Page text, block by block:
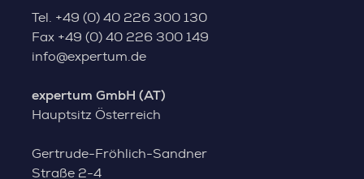
Tel. +49 (0) 40 226 300 130
Fax +49 (0) 40 226 300 149
info@expertum.de
expertum GmbH (AT)
Hauptsitz Österreich
Gertrude-Fröhlich-Sandner
Straße 2-4